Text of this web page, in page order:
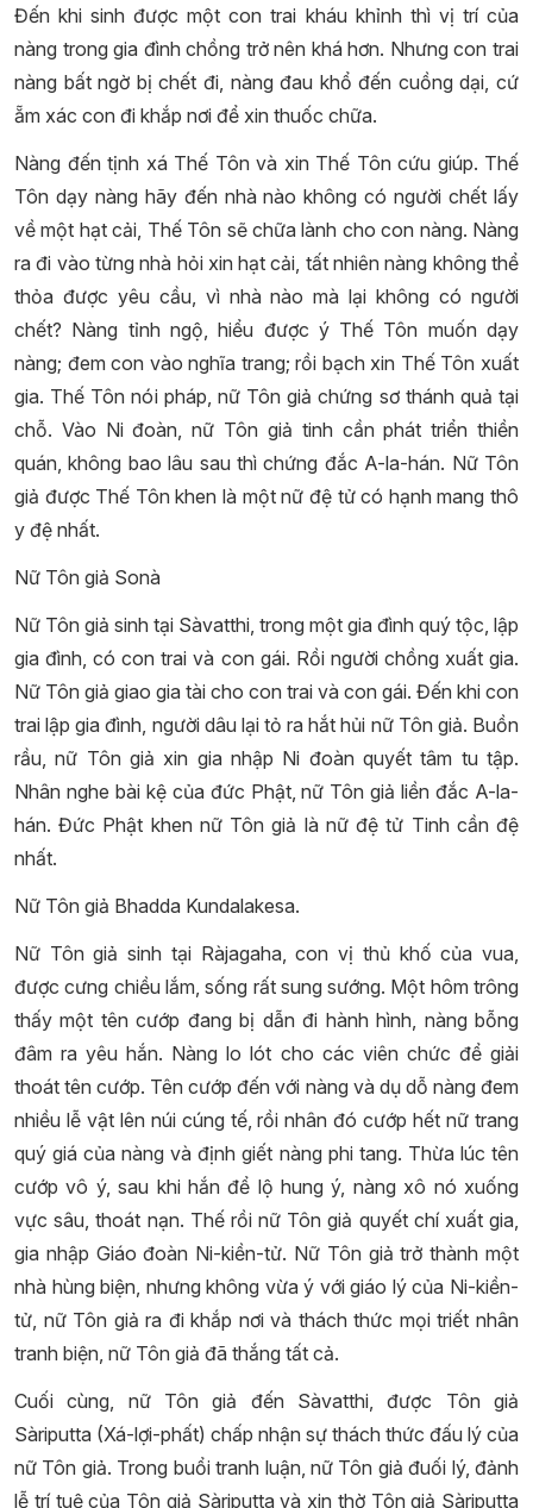
Đến khi sinh được một con trai kháu khỉnh thì vị trí của
nàng trong gia đình chồng trở nên khá hơn. Nhưng con trai
nàng bất ngờ bị chết đi, nàng đau khổ đến cuồng dại, cứ
ẵm xác con đi khắp nơi để xin thuốc chữa.
Nàng đến tịnh xá Thế Tôn và xin Thế Tôn cứu giúp. Thế
Tôn dạy nàng hãy đến nhà nào không có người chết lấy
về một hạt cải, Thế Tôn sẽ chữa lành cho con nàng. Nàng
ra đi vào từng nhà hỏi xin hạt cải, tất nhiên nàng không thể
thỏa được yêu cầu, vì nhà nào mà lại không có người
chết? Nàng tỉnh ngộ, hiểu được ý Thế Tôn muốn dạy
nàng; đem con vào nghĩa trang; rồi bạch xin Thế Tôn xuất
gia. Thế Tôn nói pháp, nữ Tôn giả chứng sơ thánh quả tại
chỗ. Vào Ni đoàn, nữ Tôn giả tinh cần phát triển thiền
quán, không bao lâu sau thì chứng đắc A-la-hán. Nữ Tôn
giả được Thế Tôn khen là một nữ đệ tử có hạnh mang thô
y đệ nhất.
Nữ Tôn giả Sonà
Nữ Tôn giả sinh tại Sàvatthi, trong một gia đình quý tộc, lập
gia đình, có con trai và con gái. Rồi người chồng xuất gia.
Nữ Tôn giả giao gia tài cho con trai và con gái. Đến khi con
trai lập gia đình, người dâu lại tỏ ra hắt hủi nữ Tôn giả. Buồn
rầu, nữ Tôn giả xin gia nhập Ni đoàn quyết tâm tu tập.
Nhân nghe bài kệ của đức Phật, nữ Tôn giả liền đắc A-la-
hán. Đức Phật khen nữ Tôn giả là nữ đệ tử Tinh cần đệ
nhất.
Nữ Tôn giả Bhadda Kundalakesa.
Nữ Tôn giả sinh tại Ràjagaha, con vị thủ khố của vua,
được cưng chiều lắm, sống rất sung sướng. Một hôm trông
thấy một tên cướp đang bị dẫn đi hành hình, nàng bỗng
đâm ra yêu hắn. Nàng lo lót cho các viên chức để giải
thoát tên cướp. Tên cướp đến với nàng và dụ dỗ nàng đem
nhiều lễ vật lên núi cúng tế, rồi nhân đó cướp hết nữ trang
quý giá của nàng và định giết nàng phi tang. Thừa lúc tên
cướp vô ý, sau khi hắn để lộ hung ý, nàng xô nó xuống
vực sâu, thoát nạn. Thế rồi nữ Tôn giả quyết chí xuất gia,
gia nhập Giáo đoàn Ni-kiền-tử. Nữ Tôn giả trở thành một
nhà hùng biện, nhưng không vừa ý với giáo lý của Ni-kiền-
tử, nữ Tôn giả ra đi khắp nơi và thách thức mọi triết nhân
tranh biện, nữ Tôn giả đã thắng tất cả.
Cuối cùng, nữ Tôn giả đến Sàvatthi, được Tôn giả
Sàriputta (Xá-lợi-phất) chấp nhận sự thách thức đấu lý của
nữ Tôn giả. Trong buổi tranh luận, nữ Tôn giả đuối lý, đảnh
lễ trí tuệ của Tôn giả Sàriputta và xin thờ Tôn giả Sàriputta